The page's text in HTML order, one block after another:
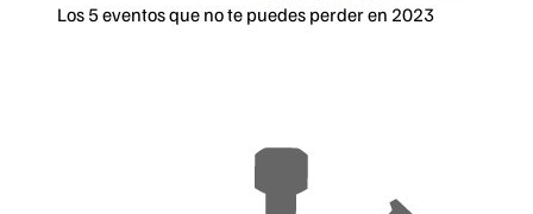
Los 5 eventos que no te puedes perder en 2023